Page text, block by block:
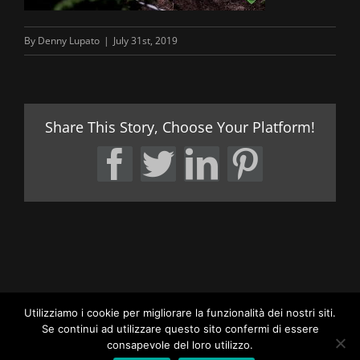
By Denny Lupato | July 31st, 2019
Share This Story, Choose Your Platform!
Facebook
TwitterLinkedIn
LUPATO BROTHERS OFFICIAL SITE | ALL RIGHTS RESERVED |
Utilizziamo i cookie per migliorare la funzionalità dei nostri siti.
Se continui ad utilizzare questo sito confermi di essere
consapevole del loro utilizzo.